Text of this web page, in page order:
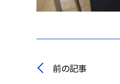
前の記事